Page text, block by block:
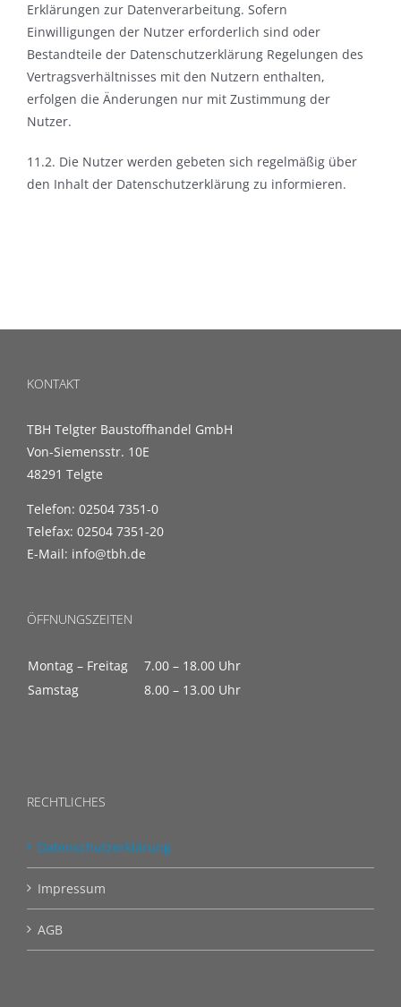
Erklärungen zur Datenverarbeitung. Sofern
Einwilligungen der Nutzer erforderlich sind oder
Bestandteile der Datenschutzerklärung Regelungen des
Vertragsverhältnisses mit den Nutzern enthalten,
erfolgen die Änderungen nur mit Zustimmung der
Nutzer.
11.2. Die Nutzer werden gebeten sich regelmäßig über
den Inhalt der Datenschutzerklärung zu informieren.
KONTAKT
TBH Telgter Baustoffhandel GmbH
Von-Siemensstr. 10E
48291 Telgte
Telefon: 02504 7351-0
Telefax: 02504 7351-20
E-Mail: info@tbh.de
ÖFFNUNGSZEITEN
Montag – Freitag
7.00 – 18.00 Uhr
Samstag
8.00 – 13.00 Uhr
RECHTLICHES
Datenschutzerklärung
Impressum
AGB